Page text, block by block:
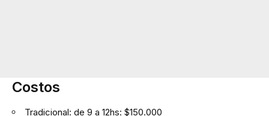
Costos
Tradicional: de 9 a 12hs: $150.000